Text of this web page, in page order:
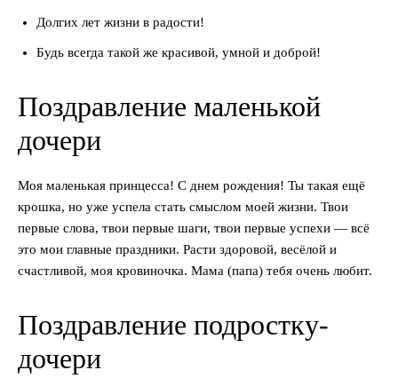
Долгих лет жизни в радости!
Будь всегда такой же красивой, умной и доброй!
Поздравление маленькой
дочери
Моя маленькая принцесса! С днем рождения! Ты такая ещё
крошка, но уже успела стать смыслом моей жизни. Твои
первые слова, твои первые шаги, твои первые успехи — всё
это мои главные праздники. Расти здоровой, весёлой и
счастливой, моя кровиночка. Мама (папа) тебя очень любит.
Поздравление подростку-
дочери